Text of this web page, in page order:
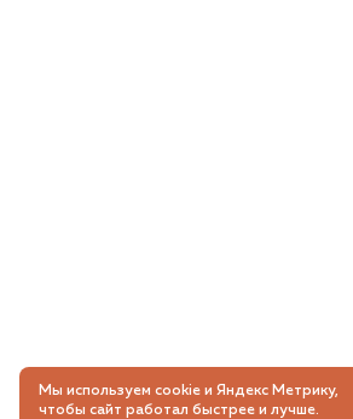
Мы используем cookie и Яндекс Метрику,
чтобы сайт работал быстрее и лучше.